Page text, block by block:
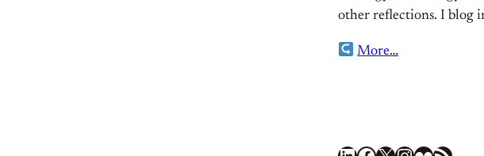
other reflections. I blog
More…